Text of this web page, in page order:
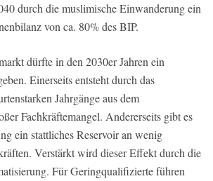
durch die muslimische Einwanderung ein
von ca. 80% des BIP.
dürfte in den 2030er Jahren ein
Einerseits entsteht durch das
Jahrgänge aus dem
Fachkräftemangel. Andererseits gibt es
ein stattliches Reservoir an wenig
Verstärkt wird dieser Effekt durch die
Für Geringqualifizierte führen